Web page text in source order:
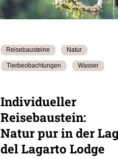
Reisebausteine Natur
Tierbeobachtungen Wasser
Individueller
Reisebaustein:
Natur pur in der
del Lagarto Lodge